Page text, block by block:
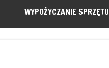
WYPOŻYCZANIE SPRZĘTU